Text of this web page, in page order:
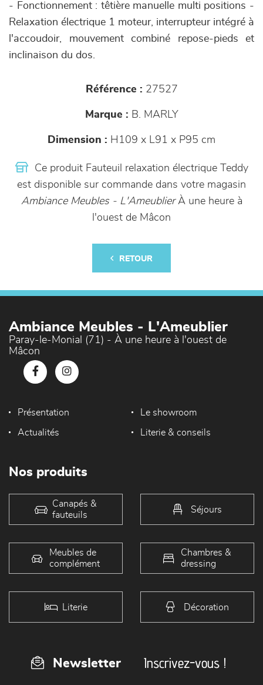
- Fonctionnement : têtière manuelle multi positions -
Relaxation électrique 1 moteur, interrupteur intégré à
l'accoudoir, mouvement combiné repose-pieds et
inclinaison du dos.
Référence : 27527
Marque : B. MARLY
Dimension : H109 x L91 x P95 cm
Ce produit Fauteuil relaxation électrique Teddy
est disponible sur commande dans votre magasin
Ambiance Meubles - L'AmeublierÀ une heure à
l'ouest de Mâcon
RETOUR
Ambiance Meubles - L'Ameublier
Paray-le-Monial (71) - À une heure à l'ouest de
Mâcon
Présentation Le showroom
Actualités Literie & conseils
Nos produits
Canapés &
fauteuils
Séjours
Meubles de
complément
Chambres &
dressing
Literie Décoration
Newsletter Inscrivez-vous !